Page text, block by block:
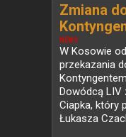
NEWS
Zmiana
KFOR w
W Kosowie
przekazania
Dowódcą LIV
Ciapka, który
Łukasza